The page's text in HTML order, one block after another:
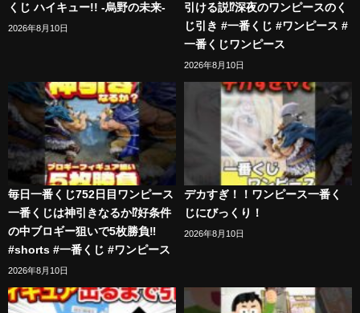
くじ ハイキュー!! -烏野の未来-
2026年8月10日
引ける説⁉︎深夜のワンピースのく
じ引き #一番くじ #ワンピース #
一番くじワンピース
2026年8月10日
毎日一番くじ752日目ワンピース
一番くじは神引きなるか⁉️好条件
の中ブロギー狙いで5枚勝負‼️
#shorts #一番くじ #ワンピース
2026年8月10日
デカすぎ！！ワンピース一番く
じにびっくり！
2026年8月10日